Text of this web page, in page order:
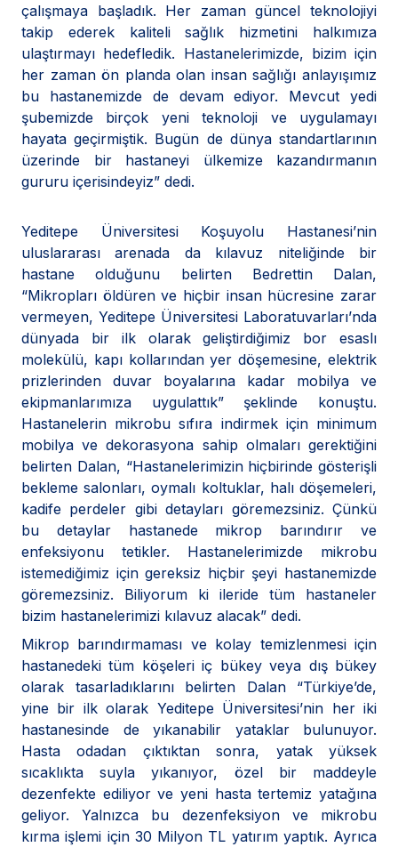
çalışmaya başladık. Her zaman güncel teknolojiyi
takip ederek kaliteli sağlık hizmetini halkımıza
ulaştırmayı hedefledik. Hastanelerimizde, bizim için
her zaman ön planda olan insan sağlığı anlayışımız
bu hastanemizde de devam ediyor. Mevcut yedi
şubemizde birçok yeni teknoloji ve uygulamayı
hayata geçirmiştik. Bugün de dünya standartlarının
üzerinde bir hastaneyi ülkemize kazandırmanın
gururu içerisindeyiz” dedi.
Yeditepe Üniversitesi Koşuyolu Hastanesi’nin
uluslararası arenada da kılavuz niteliğinde bir
hastane olduğunu belirten Bedrettin Dalan,
“Mikropları öldüren ve hiçbir insan hücresine zarar
vermeyen, Yeditepe Üniversitesi Laboratuvarları’nda
dünyada bir ilk olarak geliştirdiğimiz bor esaslı
molekülü, kapı kollarından yer döşemesine, elektrik
prizlerinden duvar boyalarına kadar mobilya ve
ekipmanlarımıza uygulattık” şeklinde konuştu.
Hastanelerin mikrobu sıfıra indirmek için minimum
mobilya ve dekorasyona sahip olmaları gerektiğini
belirten Dalan, “Hastanelerimizin hiçbirinde gösterişli
bekleme salonları, oymalı koltuklar, halı döşemeleri,
kadife perdeler gibi detayları göremezsiniz. Çünkü
bu detaylar hastanede mikrop barındırır ve
enfeksiyonu tetikler. Hastanelerimizde mikrobu
istemediğimiz için gereksiz hiçbir şeyi hastanemizde
göremezsiniz. Biliyorum ki ileride tüm hastaneler
bizim hastanelerimizi kılavuz alacak” dedi.
Mikrop barındırmaması ve kolay temizlenmesi için
hastanedeki tüm köşeleri iç bükey veya dış bükey
olarak tasarladıklarını belirten Dalan “Türkiye’de,
yine bir ilk olarak Yeditepe Üniversitesi’nin her iki
hastanesinde de yıkanabilir yataklar bulunuyor.
Hasta odadan çıktıktan sonra, yatak yüksek
sıcaklıkta suyla yıkanıyor, özel bir maddeyle
dezenfekte ediliyor ve yeni hasta tertemiz yatağına
geliyor. Yalnızca bu dezenfeksiyon ve mikrobu
kırma işlemi için 30 Milyon TL yatırım yaptık. Ayrıca